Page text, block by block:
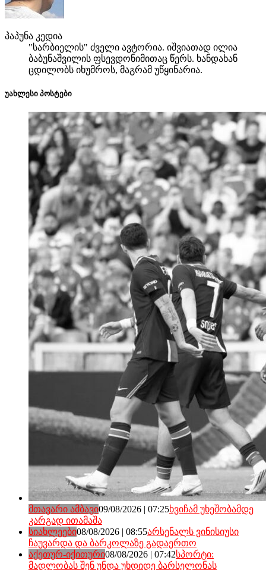
პაპუნა კედია
"სარბიელის" ძველი ავტორია. იშვიათად ილია
ბაბუნაშვილის ფსევდონიმითაც წერს. ხანდახან
ცდილობს იხუმროს, მაგრამ უწყინარია.
უახლესი პოსტები
მთავარი ამბავი09/08/2026 | 07:25ხვიჩამ უხეშობამდე
კარგად ითამაშა
სიახლეები08/08/2026 | 08:55არსენალს ვინისიუსი
ჩაუვარდა და ბარკოლაზე გადაერთო
აქეთურ-იქითური08/08/2026 | 07:42სპორტი:
მადლობას შენ უნდა უხდიდე ბარსელონას